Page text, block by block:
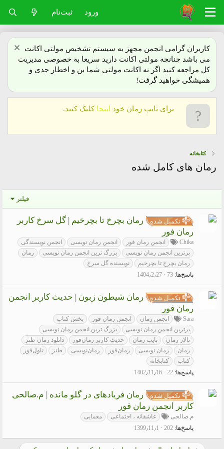
ورود ثبت‌نام
کاربران گرامی انجمن مجهز به سیستم تشخیص مولتی اکانت
می باشد چنانچه مولتی اکانت دارید سریعا به خصوصی مدیریت
کل مراجعه کنید اگر نه اکانت مولتی شما بن و اخطار جدی و
همیشگی خواهید گرفت!
برای تایپ رمان خود اینجا کلیک کنید.
کتابخانه
رمان های کامل شده
فیلتر
تکمیل شده
رمان بچرخ تا بچرخیم | گل سرخ کاربر
رمان فور
Chika انجمن رمان فور انجمن رمان نویسی
انجمن نویسندگی
برترین انجمن رمان نویسی
بزرگ ترین انجمن رمان نویسی
رمان
رمان بچرخ تا بچرخیم
نویسنده گل سرخ
پاسخ‌ها 73 1404٫2٫27
تکمیل شده
رمان شیطون زبون | حدیث کاربر انجمن
رمان فور
Sara انجمن رمان انجمن رمان فور
بخش کتاب
برترین انجمن رمان نویسی
بزرگ ترین انجمن رمان نویسی
تالار رمان
تایپ رمان حدیث کاربر رمان‌فور
دانلود رمان طنز
رمان
رمان نویسی رمان‌فور رمان‌نویسی طنز
ناول‌فور
کتاب
کتابخانه
پاسخ‌ها 22 1402٫11٫16
تکمیل شده
رمان فریادهای در گلو مانده | م.صالحی
کاربر انجمن رمان فور
م.صالحی عاشقانه ، اجتماعی
معمایی
پاسخ‌ها 202 1399٫11٫1